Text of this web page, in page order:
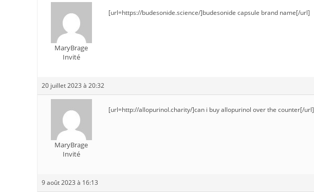
MaryBrage
Invité
[url=https://budesonide.science/]budesonide capsule brand name[/url]
20 juillet 2023 à 20:32
MaryBrage
Invité
[url=http://allopurinol.charity/]can i buy allopurinol over the counter[/url]
9 août 2023 à 16:13